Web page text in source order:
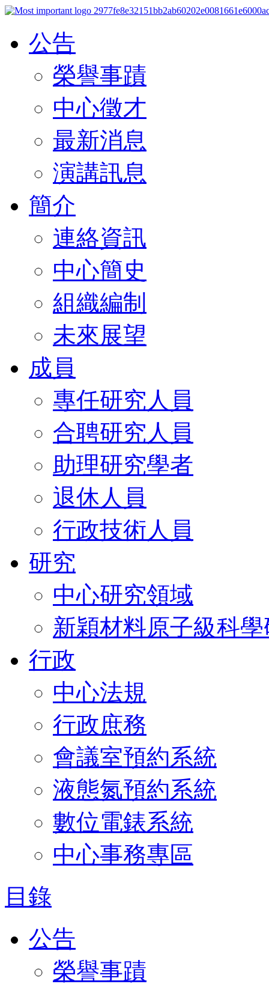
公告
榮譽事蹟
中心徵才
最新消息
演講訊息
簡介
連絡資訊
中心簡史
組織編制
未來展望
成員
專任研究人員
合聘研究人員
助理研究學者
退休人員
行政技術人員
研究
中心研究領域
新穎材料原子級科
行政
中心法規
行政庶務
會議室預約系統
液態氮預約系統
數位電錶系統
中心事務專區
目錄
公告
榮譽事蹟